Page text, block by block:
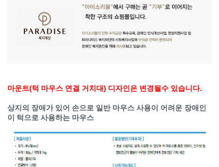
마운트(턱 마우스 연결 거치대) 디자인은 변경될수 있습니다.
상지의 장애가 있어 손으로 일반 마우스 사용이 어려운 장애인
이 턱으로 사용하는 마우스